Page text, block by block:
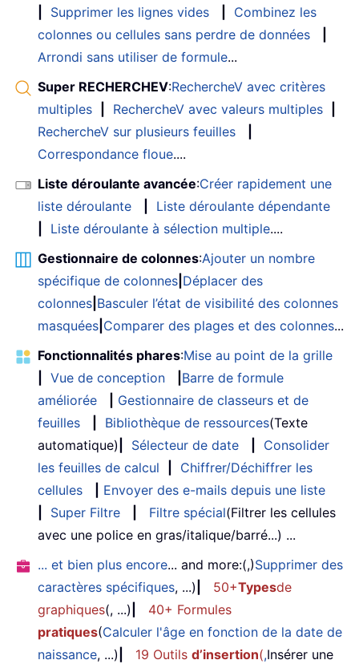
Supprimer les lignes vides
Combinez les
colonnes ou cellules sans perdre de données
Arrondi sans utiliser de formule...
Super RECHERCHEV:RechercheV avec critères
multiples
RechercheV avec valeurs multiples
RechercheV sur plusieurs feuilles
Correspondance floue....
Liste déroulante avancée:Créer rapidement une
liste déroulante
Liste déroulante dépendante
Liste déroulante à sélection multiple....
Gestionnaire de colonnes:Ajouter un nombre
spécifique de colonnes Déplacer des
colonnes Basculer l’état de visibilité des colonnes
masquées Comparer des plages et des colonnes...
Fonctionnalités phares:Mise au point de la grille
Vue de conception
Barre de formule
améliorée
Gestionnaire de classeurs et de
feuilles
Bibliothèque de ressources(Texte
automatique)
Sélecteur de date
Consolider
les feuilles de calcul
Chiffrer/Déchiffrer les
cellules
Envoyer des e-mails depuis une liste
Super Filtre Filtre spécial(Filtrer les cellules
avec une police en gras/italique/barré...) ...
... et bien plus encore... and more:(,)Supprimer des
caractères spécifiques, ...) 50+Typesde
graphiques(, ...)
40+ Formules
pratiques(Calculer l'âge en fonction de la date de
naissance, ...) 19 Outils d’insertion(,Insérer une